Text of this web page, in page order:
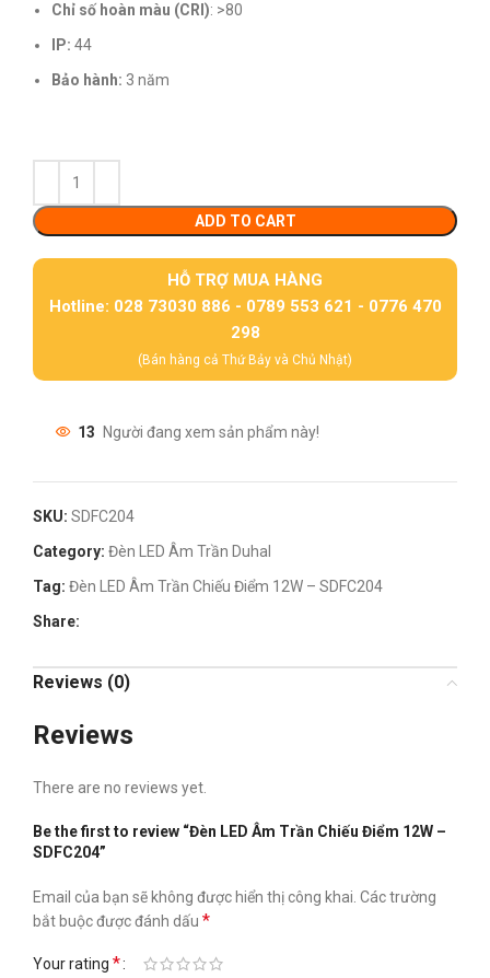
Chỉ số hoàn màu (CRI): >80
IP: 44
Bảo hành: 3 năm
ADD TO CART
HỖ TRỢ MUA HÀNG
Hotline: 028 73030 886 - 0789 553 621 - 0776 470
298
(Bán hàng cả Thứ Bảy và Chủ Nhật)
13 Người đang xem sản phẩm này!
SKU: SDFC204
Category: Đèn LED Âm Trần Duhal
Tag: Đèn LED Âm Trần Chiếu Điểm 12W – SDFC204
Share:
Reviews (0)
Reviews
There are no reviews yet.
Be the first to review “Đèn LED Âm Trần Chiếu Điểm 12W –
SDFC204”
Email của bạn sẽ không được hiển thị công khai. Các trường
bắt buộc được đánh dấu *
Your rating *